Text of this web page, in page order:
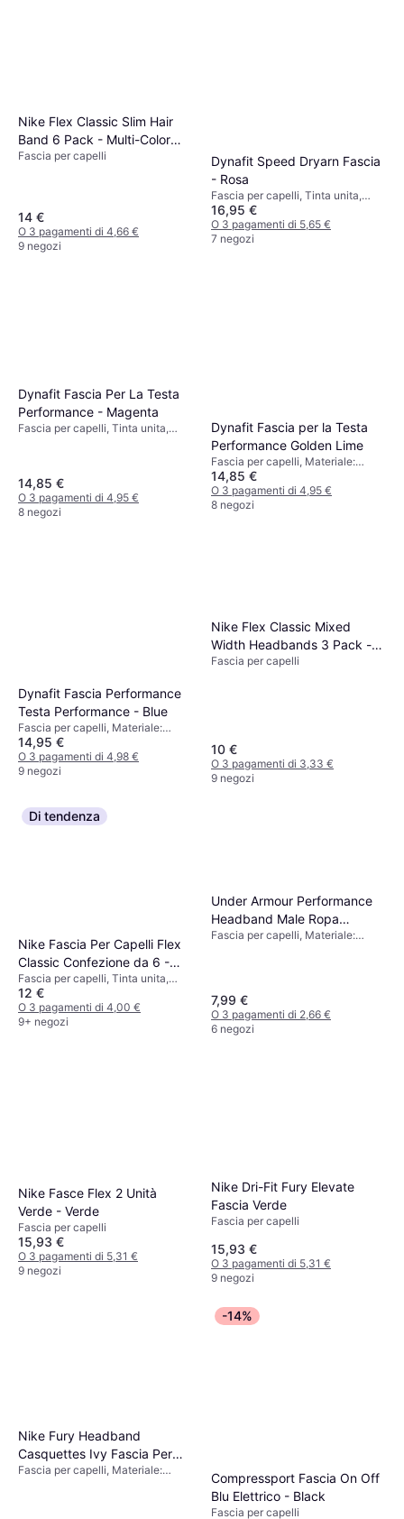
Nike Flex Classic Slim Hair
Band 6 Pack - Multi-Color
Assorted
Fascia per capelli
14 €
O 3 pagamenti di 4,66 €
9 negozi
Dynafit Speed Dryarn Fascia
- Rosa
Fascia per capelli, Tinta unita,
Elastico, Antiscivolo, Traspirante
16,95 €
O 3 pagamenti di 5,65 €
7 negozi
Dynafit Fascia Per La Testa
Performance - Magenta
Fascia per capelli, Tinta unita,
14,85 €
O 3 pagamenti di 4,95 €
8 negozi
Dynafit Fascia per la Testa
Performance Golden Lime
Fascia per capelli, Materiale:
Poliestere, Antivento, Traspirante,
Elastico
14,85 €
O 3 pagamenti di 4,95 €
8 negozi
Dynafit Fascia Performance
Testa Performance - Blue
Fascia per capelli, Materiale:
Poliestere, Traspirante
14,95 €
O 3 pagamenti di 4,98 €
9 negozi
Nike Flex Classic Mixed
Width Headbands 3 Pack -
Multi/Assorted Colors
Fascia per capelli
10 €
O 3 pagamenti di 3,33 €
9 negozi
Di tendenza
Nike Fascia Per Capelli Flex
Classic Confezione da 6 -
Bianco/Nero
Fascia per capelli, Tinta unita,
Materiale: Poliestere,
Elastane/Lycra/Spandex, Plastica,
Sintetico, Traspirante, Antiscivolo,
12 €
O 3 pagamenti di 4,00 €
9+ negozi
Under Armour Performance
Headband Male Ropa
Sombreros Y Gorras - Negro
Fascia per capelli, Materiale:
7,99 €
O 3 pagamenti di 2,66 €
6 negozi
Nike Fasce Flex 2 Unità
Verde - Verde
Fascia per capelli
15,93 €
O 3 pagamenti di 5,31 €
9 negozi
Nike Dri-Fit Fury Elevate
Fascia Verde
Fascia per capelli
15,93 €
O 3 pagamenti di 5,31 €
9 negozi
Nike Fury Headband
Casquettes Ivy Fascia Per
Capelli
Fascia per capelli, Materiale:
-14%
Compressport Fascia On Off
Blu Elettrico - Black
Fascia per capelli